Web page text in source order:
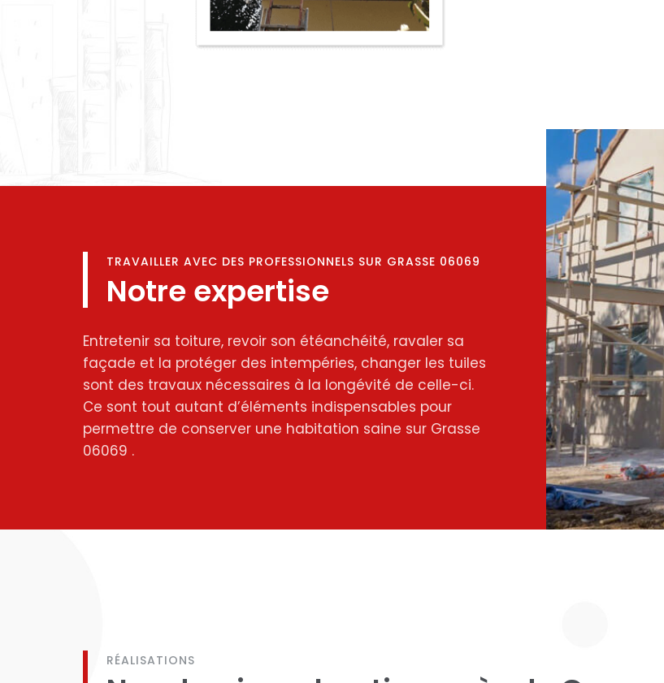
TRAVAILLER AVEC DES PROFESSIONNELS SUR GRASSE 06069
Notre expertise
Entretenir sa toiture, revoir son étéanchéité, ravaler sa
façade et la protéger des intempéries, changer les tuiles
sont des travaux nécessaires à la longévité de celle-ci.
Ce sont tout autant d’éléments indispensables pour
permettre de conserver une habitation saine sur Grasse
06069 .
RÉALISATIONS